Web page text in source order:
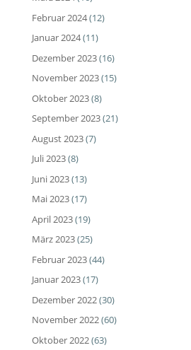
Februar 2024(12)
Januar 2024(11)
Dezember 2023(16)
November 2023(15)
Oktober 2023(8)
September 2023(21)
August 2023(7)
Juli 2023(8)
Juni 2023(13)
Mai 2023(17)
April 2023(19)
März 2023(25)
Februar 2023(44)
Januar 2023(17)
Dezember 2022(30)
November 2022(60)
Oktober 2022(63)